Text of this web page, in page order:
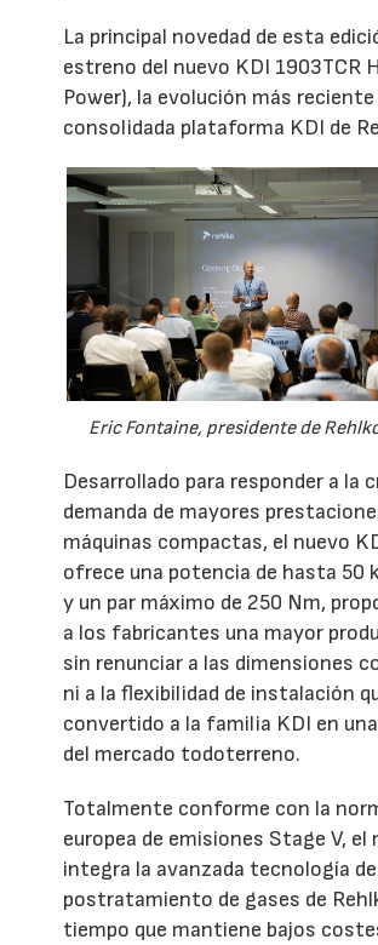
La principal novedad de esta
estreno del nuevo KDI 1903TCR
Power), la evolución más reciente
consolidada plataforma KDI de
Eric Fontaine, presidente de
Desarrollado para responder a la
demanda de mayores
máquinas compactas, el nuevo
ofrece una potencia de hasta 50
y un par máximo de 250 Nm,
a los fabricantes una mayor
sin renunciar a las dimensiones
ni a la flexibilidad de instalación
convertido a la familia KDI en
del mercado todoterreno.
Totalmente conforme con la
europea de emisiones Stage V,
integra la avanzada tecnología de
postratamiento de gases de
tiempo que mantiene bajos